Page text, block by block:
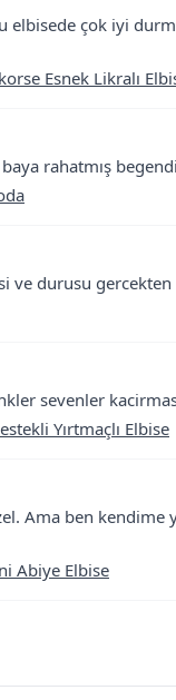
elbisede çok iyi
Esnek Likralı
rahatmış
ve durusu
sevenler
Yırtmaçlı Elbise
Ama ben kendime
Abiye Elbise